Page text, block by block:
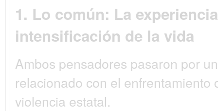
1. Lo común: La
intensificación de la vida
Ambos pensadores pasaron por
relacionado con el enfrentamiento
violencia estatal.